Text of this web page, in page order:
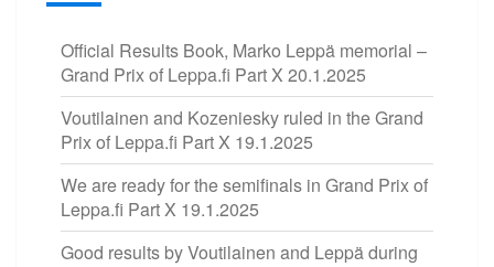
Official Results Book, Marko Leppä memorial –
Grand Prix of Leppa.fi Part X 20.1.2025
Voutilainen and Kozeniesky ruled in the Grand
Prix of Leppa.fi Part X 19.1.2025
We are ready for the semifinals in Grand Prix of
Leppa.fi Part X 19.1.2025
Good results by Voutilainen and Leppä during